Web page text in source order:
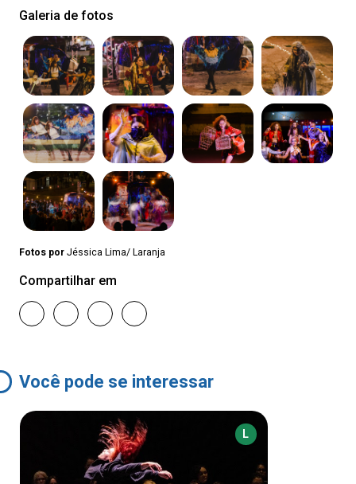
Galeria de fotos
Fotos por Jéssica Lima/ Laranja
Compartilhar em
Você pode se interessar
L